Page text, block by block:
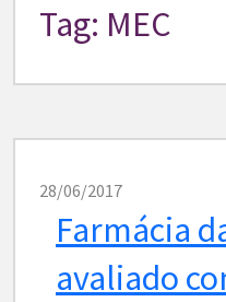
Tag: MEC
28/06/2017
Farmácia
avaliado